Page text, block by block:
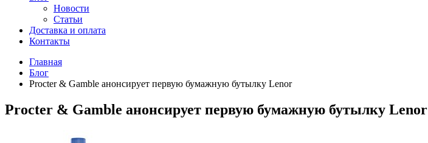
Новости
Статьи
Доставка и оплата
Контакты
Главная
Блог
Procter & Gamble анонсирует первую бумажную бутылку Lenor
Procter & Gamble анонсирует первую бумажную бутылку Lenor